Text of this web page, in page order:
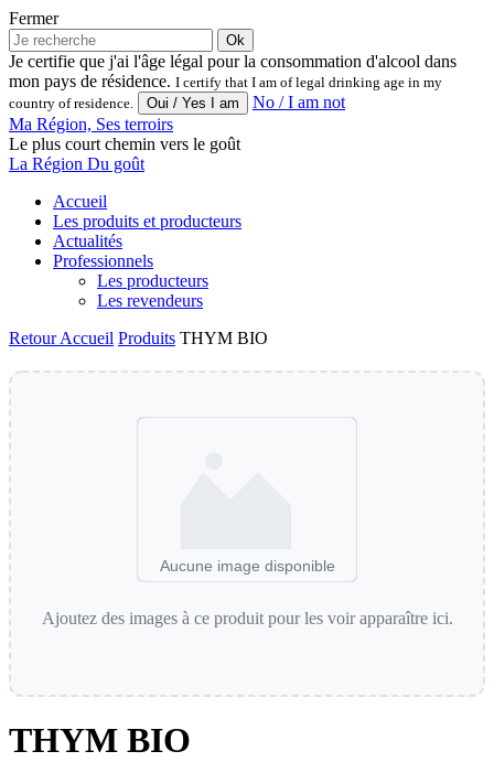
Fermer
Ok
Je certifie que j'ai l'âge légal pour la consommation d'alcool dans
mon pays de résidence. I certify that I am of legal drinking age in my
country of residence.
No / I am not
Ma Région, Ses terroirs
Le plus court chemin vers le goût
La Région Du goût
Accueil
Les produits et producteurs
Actualités
Professionnels
Les producteurs
Les revendeurs
RetourAccueil Produits THYM BIO
Aucune image disponible
Ajoutez des images à ce produit pour les voir apparaître ici.
THYM BIO